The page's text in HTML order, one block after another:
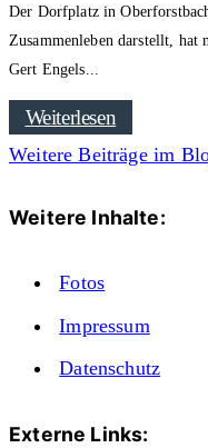
Der Dorfplatz in
Zusammenleben darstellt, hat
Gert Engels
Weiterlesen
Weitere Beiträge im
Weitere Inhalte:
Fotos
Impressum
Datenschutz
Externe Links: